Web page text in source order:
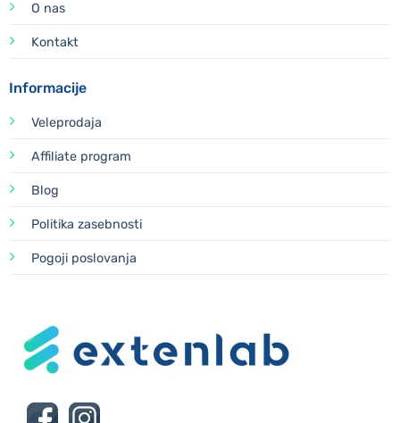
O nas
Kontakt
Informacije
Veleprodaja
Affiliate program
Blog
Politika zasebnosti
Pogoji poslovanja